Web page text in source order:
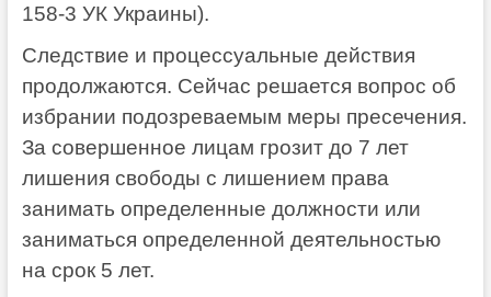
158-3 УК Украины).
Следствие и процессуальные действия
продолжаются. Сейчас решается вопрос об
избрании подозреваемым меры пресечения.
За совершенное лицам грозит до 7 лет
лишения свободы с лишением права
занимать определенные должности или
заниматься определенной деятельностью
на срок 5 лет.